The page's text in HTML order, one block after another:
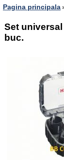
Pagina principala
Set
buc.